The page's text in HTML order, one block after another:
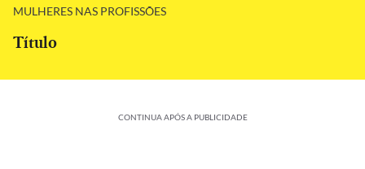
MULHERES NAS PROFISSÕES
Título
CONTINUA APÓS A PUBLICIDADE